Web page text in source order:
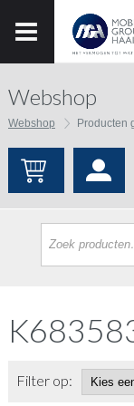
Webshop
Webshop Producten
Filter op: